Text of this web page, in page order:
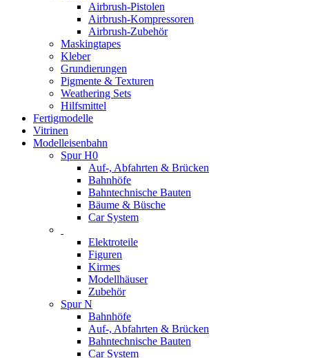
Airbrush-Pistolen
Airbrush-Kompressoren
Airbrush-Zubehör
Maskingtapes
Kleber
Grundierungen
Pigmente & Texturen
Weathering Sets
Hilfsmittel
Fertigmodelle
Vitrinen
Modelleisenbahn
Spur H0
Auf-, Abfahrten & Brücken
Bahnhöfe
Bahntechnische Bauten
Bäume & Büsche
Car System
Elektroteile
Figuren
Kirmes
Modellhäuser
Zubehör
Spur N
Bahnhöfe
Auf-, Abfahrten & Brücken
Bahntechnische Bauten
Car System